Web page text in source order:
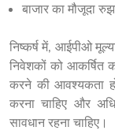
बाजार का मौजूदा
निष्कर्ष में, आईपीओ
निवेशकों को आकर्षित
करने की आवश्यकता
करना चाहिए और
सावधान रहना चाहिए।